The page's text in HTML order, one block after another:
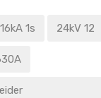
16kA 1s 24kV 12